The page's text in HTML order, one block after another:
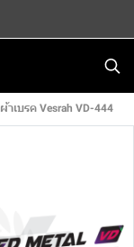
ผ้าเบรค Vesrah VD-444